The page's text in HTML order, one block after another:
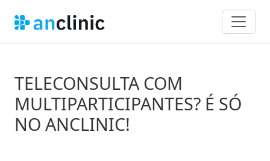
TELECONSULTA COM
MULTIPARTICIPANTES? É SÓ
NO ANCLINIC!